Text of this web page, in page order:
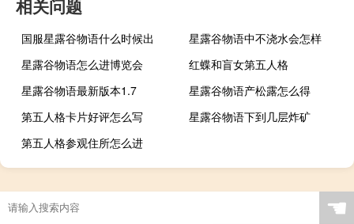
相关问题
国服星露谷物语什么时候出
星露谷物语中不浇水会怎样
星露谷物语怎么进博览会
红蝶和盲女第五人格
星露谷物语最新版本1.7
星露谷物语产松露怎么得
第五人格卡片好评怎么写
星露谷物语下到几层炸矿
第五人格参观住所怎么进
☚